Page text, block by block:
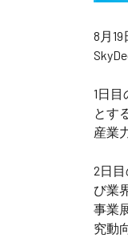
8月
1日
とす
産業
2日
び業
事業
究動